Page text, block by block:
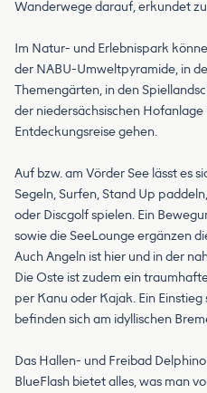
Wanderwege darauf, erkundet
Im Natur- und Erlebnispark
der NABU-Umweltpyramide, in
Themengärten, in den
der niedersächsischen Hofanlage
Entdeckungsreise gehen.
Auf bzw. am Vörder See lässt es
Segeln, Surfen, Stand Up
oder Discgolf spielen. Ein
sowie die SeeLounge ergänzen
Auch Angeln ist hier und in der
Die Oste ist zudem ein
per Kanu oder Kajak. Ein
befinden sich am idyllischen
Das Hallen- und Freibad
BlueFlash bietet alles, was man